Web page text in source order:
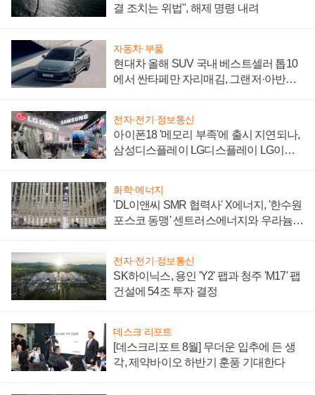
결 조치는 위법", 해제 명령 내려
자동차·부품
현대차 올해 SUV 국내 베스트셀러 톱10
에서 싼타페만 자리매김, 그랜저·아반떼
전자·전기·정보통신
아이폰18 '메모리 부족'에 출시 지연되나,
삼성디스플레이 LG디스플레이 LG이노
화학·에너지
'DL이앤씨 SMR 협력사' X에너지, '한수원
포스코 동맹' 센트러스에너지와 우라늄
전자·전기·정보통신
SK하이닉스, 용인 'Y2' 팹과 청주 'M17' 팹
건설에 54조 투자 결정
데스크 리포트
[데스크리포트 8월] 무더운 입추에 든 생
각, 제약바이오 하반기 훈풍 기대한다